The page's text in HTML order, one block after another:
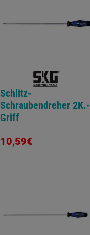
Schlitz-
Schraubendreher 2K.-
Griff
10,59€